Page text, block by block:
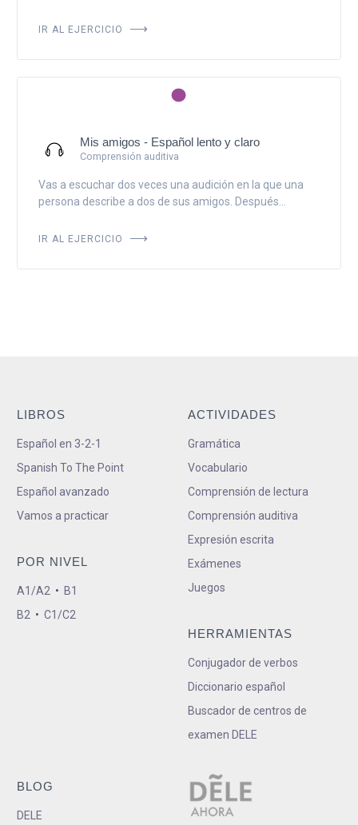
IR AL EJERCICIO
Mis amigos - Español lento y claro
Comprensión auditiva
Vas a escuchar dos veces una audición en la que una
persona describe a dos de sus amigos. Después...
IR AL EJERCICIO
LIBROS
Español en 3-2-1
Spanish To The Point
Español avanzado
Vamos a practicar
POR NIVEL
A1/A2 • B1
B2 • C1/C2
ACTIVIDADES
Gramática
Vocabulario
Comprensión de lectura
Comprensión auditiva
Expresión escrita
Exámenes
Juegos
HERRAMIENTAS
Conjugador de verbos
Diccionario español
Buscador de centros de
examen DELE
BLOG
DELE